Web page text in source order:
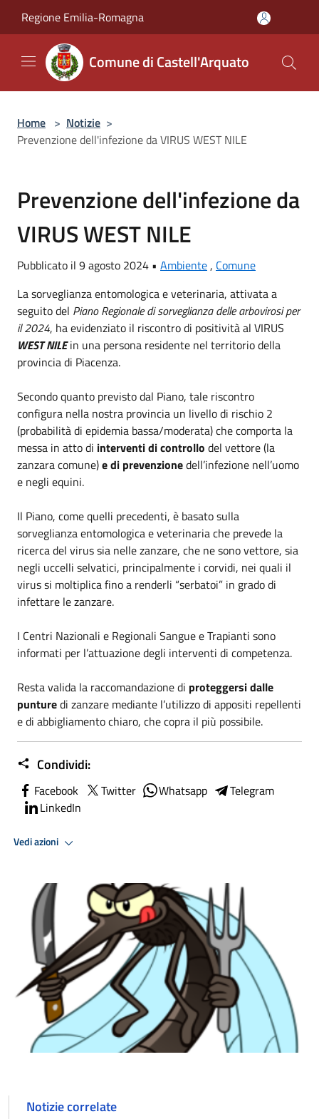
Regione Emilia-Romagna
Comune di Castell'Arquato
Home > Notizie >
Prevenzione dell'infezione da VIRUS WEST NILE
Prevenzione dell'infezione da
VIRUS WEST NILE
Pubblicato il 9 agosto 2024 • Ambiente , Comune
La sorveglianza entomologica e veterinaria, attivata a
seguito del Piano Regionale di sorveglianza delle arbovirosi per
il 2024, ha evidenziato il riscontro di positività al VIRUS
WEST NILEin una persona residente nel territorio della
provincia di Piacenza.
Secondo quanto previsto dal Piano, tale riscontro
configura nella nostra provincia un livello di rischio 2
(probabilità di epidemia bassa/moderata) che comporta la
messa in atto di interventi di controllo del vettore (la
zanzara comune)e di prevenzionedell’infezione nell’uomo
e negli equini.
Il Piano, come quelli precedenti, è basato sulla
sorveglianza entomologica e veterinaria che prevede la
ricerca del virus sia nelle zanzare, che ne sono vettore, sia
negli uccelli selvatici, principalmente i corvidi, nei quali il
virus si moltiplica fino a renderli “serbatoi” in grado di
infettare le zanzare.
I Centri Nazionali e Regionali Sangue e Trapianti sono
informati per l’attuazione degli interventi di competenza.
Resta valida la raccomandazione di proteggersi dalle
punturedi zanzare mediante l’utilizzo di appositi repellenti
e di abbigliamento chiaro, che copra il più possibile.
Condividi:
Facebook Twitter Whatsapp
Telegram
LinkedIn
Vedi azioni
Notizie correlate